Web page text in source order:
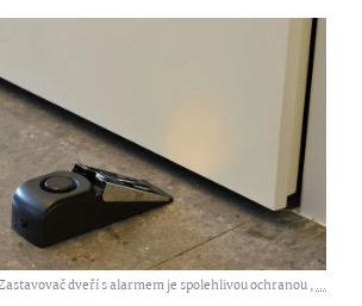
dveří s alarmem je spolehlivou ochranou ,...